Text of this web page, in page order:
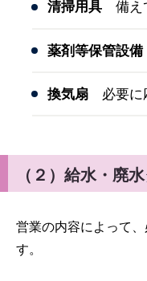
清掃用具備え
薬剤等保管設
換気扇 必要に
（２）給水・廃
営業の内容によって
す。